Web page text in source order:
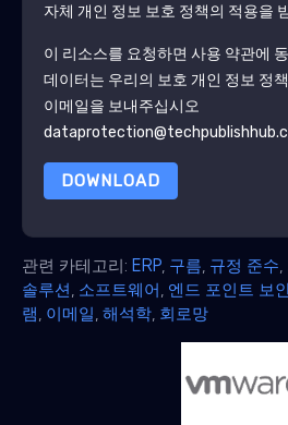
자체 개인 정보 보호 정책의 적용을
이 리소스를 요청하면 사용 약관에
데이터는 우리의 보호 개인 정보 정책
이메일을 보내주십시오
DOWNLOAD
관련 카테고리: ERP 구름 규정 준수
솔루션 소프트웨어 엔드 포인트 보
램 이메일 해석학 회로망